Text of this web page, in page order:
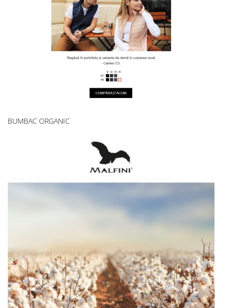
BUMBAC ORGANIC